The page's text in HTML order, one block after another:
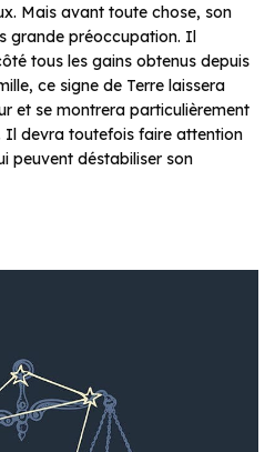
Mais avant toute chose, son
grande préoccupation. Il
tous les gains obtenus depuis
ce signe de Terre laissera
et se montrera particulièrement
Il devra toutefois faire attention
peuvent déstabiliser son